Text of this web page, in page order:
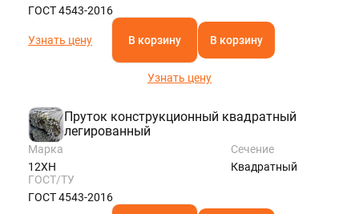
ГОСТ 4543-2016
Узнать цену В корзину В корзину
Узнать цену
Пруток конструкционный квадратный
легированный
Марка
12ХН
Сечение
Квадратный
ГОСТ/ТУ
ГОСТ 4543-2016